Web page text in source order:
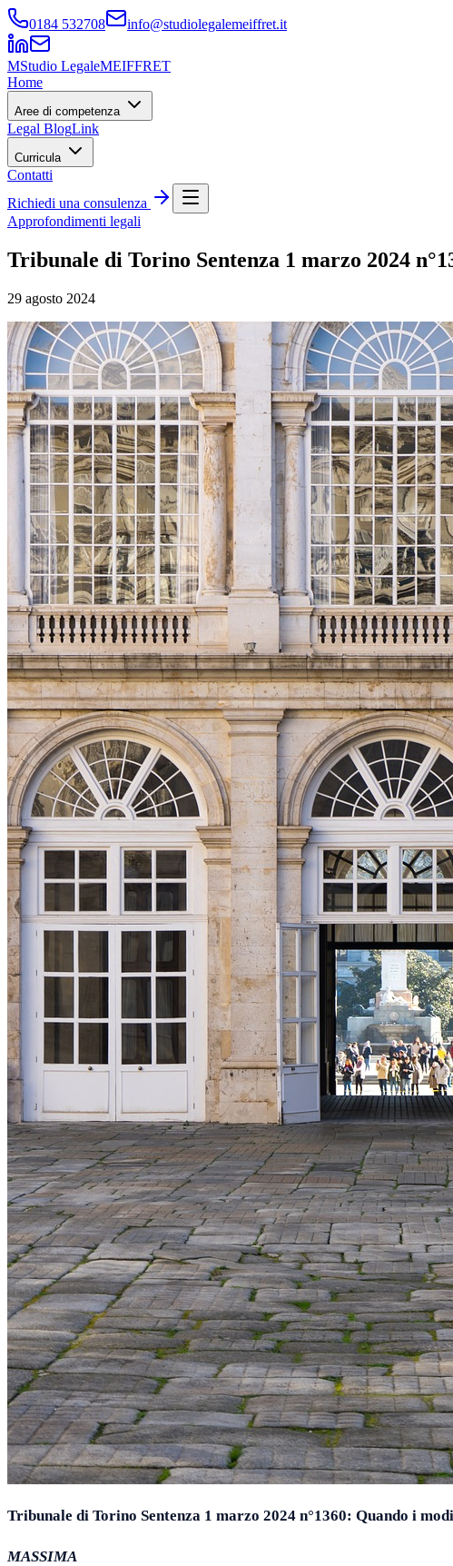
0184 532708 info@studiolegalemeiffret.it
MStudio LegaleMEIFFRET
Home
Aree di competenza
Legal BlogLink
Curricula
Contatti
Richiedi una consulenza
Approfondimenti legali
Tribunale di Torino Sentenza 1 marzo 2024
29 agosto 2024
Tribunale di Torino Sentenza 1 marzo 2024 n°1360: Quando i
MASSIMA